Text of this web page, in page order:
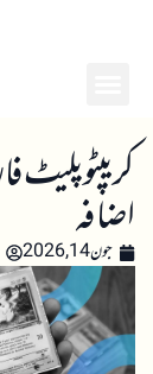
کریپٹو پلیٹ
اضافہ
جون 14, 2026